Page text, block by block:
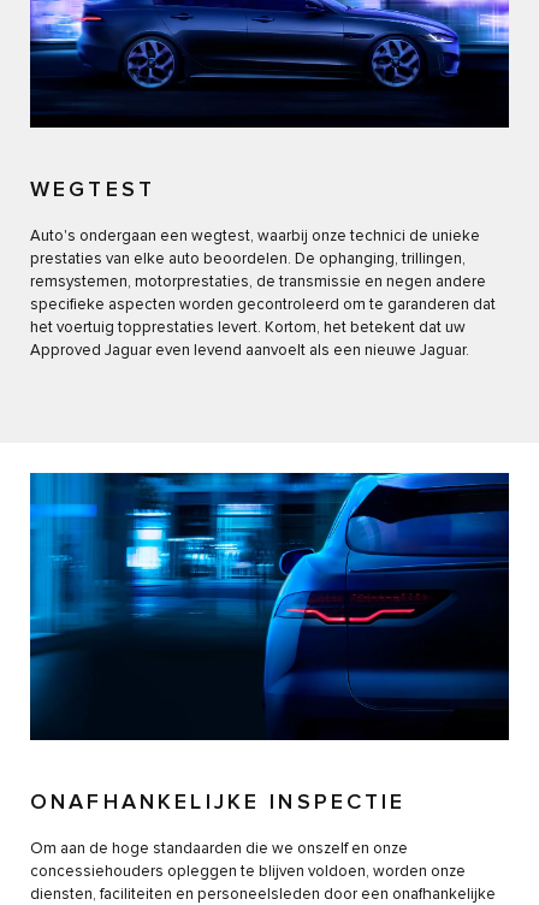
WEGTEST
Auto's ondergaan een wegtest, waarbij onze technici de unieke
prestaties van elke auto beoordelen. De ophanging, trillingen,
remsystemen, motorprestaties, de transmissie en negen andere
specifieke aspecten worden gecontroleerd om te garanderen dat
het voertuig topprestaties levert. Kortom, het betekent dat uw
Approved Jaguar even levend aanvoelt als een nieuwe Jaguar.
ONAFHANKELIJKE INSPECTIE
Om aan de hoge standaarden die we onszelf en onze
concessiehouders opleggen te blijven voldoen, worden onze
diensten, faciliteiten en personeelsleden door een onafhankelijke